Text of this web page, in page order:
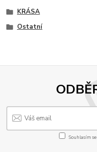
KRÁSA
Ostatní
Souhlasím se